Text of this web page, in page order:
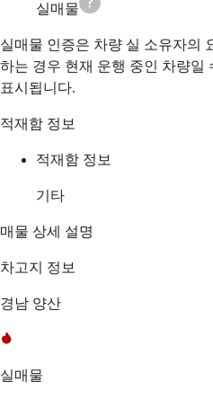
실매물
실매물 인증은 차량 실 소유자의
하는 경우 현재 운행 중인 차량일
표시됩니다.
적재함 정보
적재함 정보
기타
매물 상세 설명
차고지 정보
경남 양산
실매물